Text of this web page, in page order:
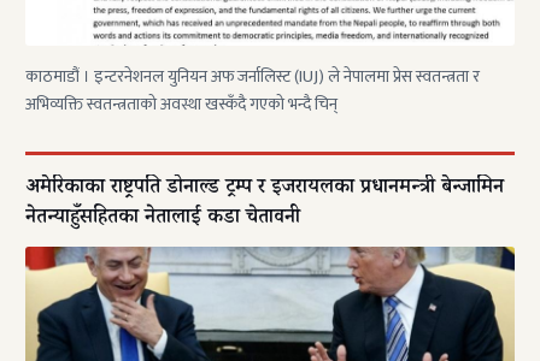
काठमाडौं । इन्टरनेशनल युनियन अफ जर्नालिस्ट (IUJ) ले नेपालमा प्रेस स्वतन्त्रता र
अभिव्यक्ति स्वतन्त्रताको अवस्था खस्कँदै गएको भन्दै चिन्
अमेरिकाका राष्ट्रपति डोनाल्ड ट्रम्प र इजरायलका प्रधानमन्त्री बेन्जामिन
नेतन्याहुँसहितका नेतालाई कडा चेतावनी